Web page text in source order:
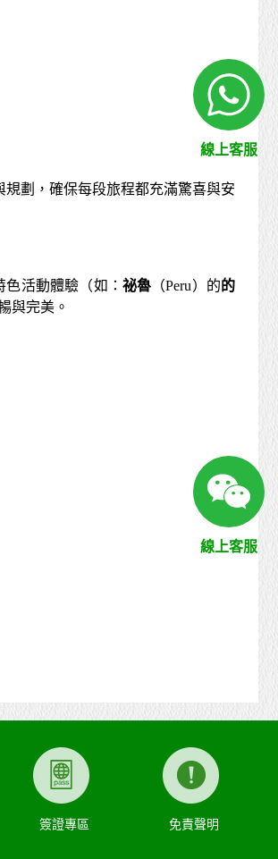
劃，確保每段旅程都充滿驚喜與安
活動體驗（如： 祕魯 （Peru）的的
與完美。
簽證專區 免責聲明
線上客服
線上客服